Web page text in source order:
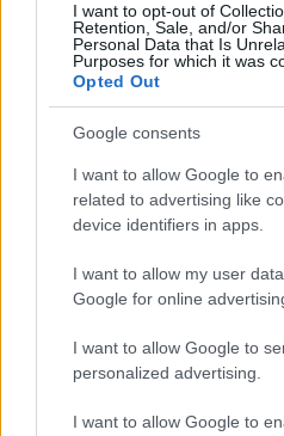
I want to opt-out of
Retention, Sale, and/or
Personal Data that Is
Purposes for which it was
Opted Out
Google consents
I want to allow Google to
related to advertising like
device identifiers in apps.
I want to allow my user
Google for online
I want to allow Google to
personalized advertising.
I want to allow Google to
ΔΥΠΑ: 1.000
1.250€ - Πού θα
Κατώτατος μισθός:
αύξηση στα 1.000